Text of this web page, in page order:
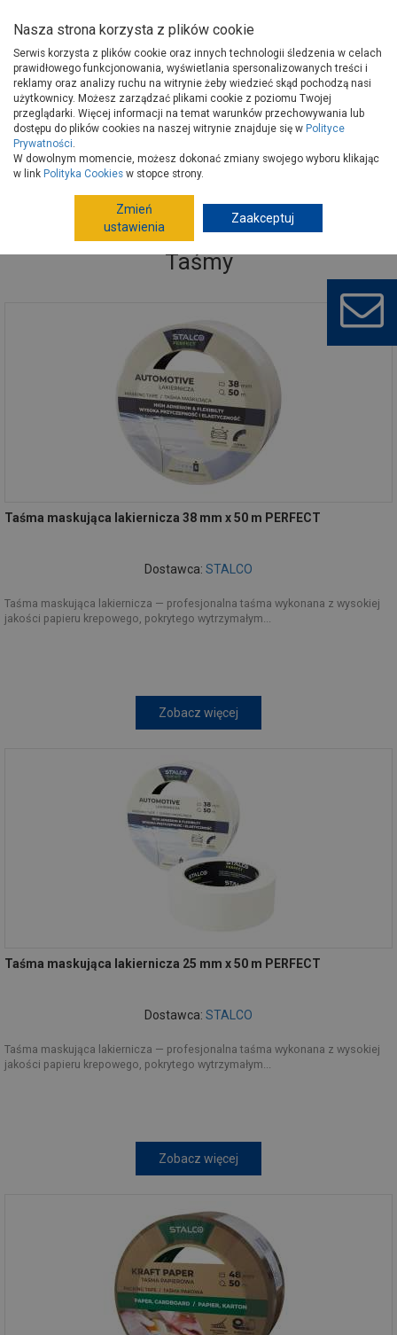
Strona główna Narzędzia Narzędzia ręczne, warsztat Taśmy
Taśmy
Taśma maskująca lakiernicza 38 mm x 50 m PERFECT
Dostawca: STALCO
Taśma maskująca lakiernicza — profesjonalna taśma wykonana z wysokiej
jakości papieru krepowego, pokrytego wytrzymałym...
Zobacz więcej
Taśma maskująca lakiernicza 25 mm x 50 m PERFECT
Dostawca: STALCO
Taśma maskująca lakiernicza — profesjonalna taśma wykonana z wysokiej
jakości papieru krepowego, pokrytego wytrzymałym...
Zobacz więcej
Nasza strona korzysta z plików cookie
Serwis korzysta z plików cookie oraz innych technologii śledzenia w celach
prawidłowego funkcjonowania, wyświetlania spersonalizowanych treści i
reklamy oraz analizy ruchu na witrynie żeby wiedzieć skąd pochodzą nasi
użytkownicy. Możesz zarządzać plikami cookie z poziomu Twojej
przeglądarki. Więcej informacji na temat warunków przechowywania lub
dostępu do plików cookies na naszej witrynie znajduje się w Polityce
Prywatności.
W dowolnym momencie, możesz dokonać zmiany swojego wyboru klikając
w link Polityka Cookies w stopce strony.
Zmień
ustawienia
Zaakceptuj